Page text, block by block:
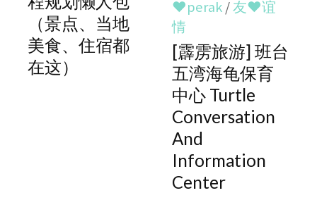
（景点、当地
美食、住宿都
在这）
♥perak/友♥谊
情
[霹雳旅游] 班台
五湾海龟保育
中心 Turtle
Conversation
And
Information
Center